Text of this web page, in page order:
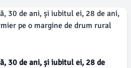
30 de ani, și iubitul ei, 28 de